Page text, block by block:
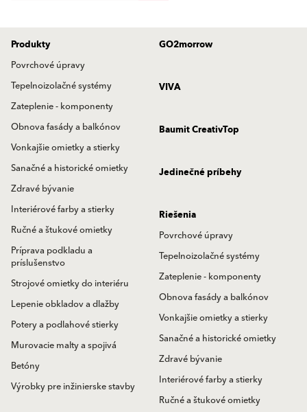
Produkty
Povrchové úpravy
Tepelnoizolačné systémy
Zateplenie - komponenty
Obnova fasády a balkónov
Vonkajšie omietky a stierky
Sanačné a historické omietky
Zdravé bývanie
Interiérové farby a stierky
Ručné a štukové omietky
Príprava podkladu a
príslušenstvo
Strojové omietky do interiéru
Lepenie obkladov a dlažby
Potery a podlahové stierky
Murovacie malty a spojivá
Betóny
Výrobky pre inžinierske stavby
GO2morrow
VIVA
Baumit CreativTop
Jedinečné príbehy
Riešenia
Povrchové úpravy
Tepelnoizolačné systémy
Zateplenie - komponenty
Obnova fasády a balkónov
Vonkajšie omietky a stierky
Sanačné a historické omietky
Zdravé bývanie
Interiérové farby a stierky
Ručné a štukové omietky